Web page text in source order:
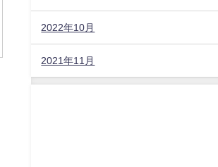
2022年10月
2021年11月